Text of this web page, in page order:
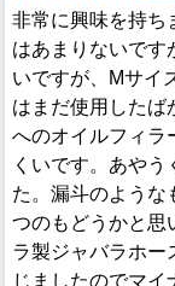
非常に興味を持ち
はあまりないです
いですが、Mサイ
はまだ使用したば
へのオイルフィラ
くいです。あや
た。漏斗のような
つのもどうかと思
ラ製ジャバラホー
じましたのでマイ